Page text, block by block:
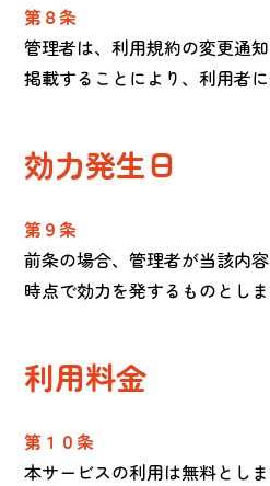
第８条
管理者は、利用規約の変更通
掲載することにより、利用者
効力発生日
第９条
前条の場合、管理者が当該内
時点で効力を発するものとしま
利用料金
第１０条
本サービスの利用は無料としま